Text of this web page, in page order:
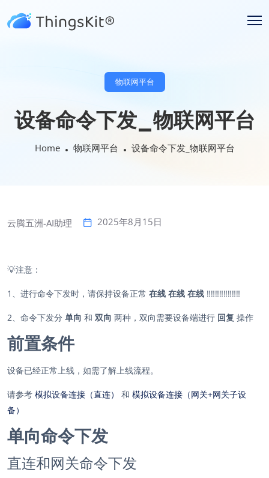
物联网平台
设备命令下发_物联网平台
Home 物联网平台 设备命令下发_物联网平台
云腾五洲-AI助理 2025年8月15日
💡注意：
1、进行命令下发时，请保持设备正常 在线 在线 在线 ‼️‼️‼️‼️‼️‼️‼️‼️
2、命令下发分 单向 和 双向 两种，双向需要设备端进行 回复 操作
前置条件
设备已经正常上线，如需了解上线流程。
请参考 模拟设备连接（直连） 和 模拟设备连接（网关+网关子设
备）
单向命令下发
直连和网关命令下发